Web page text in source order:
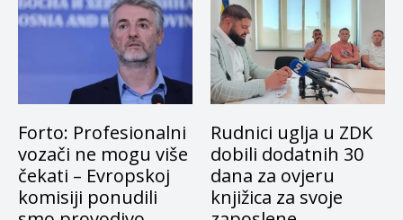
Forto: Profesionalni
vozači ne mogu više
čekati – Evropskoj
komisiji ponudili
Rudnici uglja u ZDK
dobili dodatnih 30
dana za ovjeru
knjižica za svoje